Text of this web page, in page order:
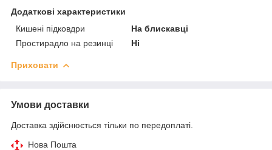
Додаткові характеристики
Кишені підковдри
На блискавці
Простирадло на резинці
Ні
Приховати
Умови доставки
Доставка здійснюється тільки по передоплаті.
Нова Пошта